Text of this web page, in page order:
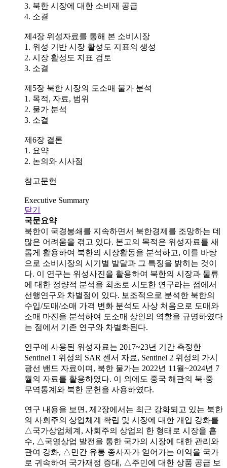
3. 북한 시장에 대한 소비재 공급
4. 소결
제4장 위성자료를 통해 본 소비시장
1. 위성 기반 시장 활성도 지표의 생성
2. 시장 활성도 지표 검토
3. 소결
제5장 북한 시장의 도소매 물가 분석
1. 목적, 자료, 범위
2. 물가 분석
3. 소결
제6장 결론
1. 요약
2. 논의와 시사점
참고문헌
Executive Summary
닫기
국문요약
북한이 국경봉쇄를 지속하면서 북한경제를 조망하는 데
많은 어려움을 겪고 있다. 본고의 목적은 위성자료를 새
롭게 활용하여 북한의 시장활동을 분석하고, 이를 바탕
으로 소비시장의 시기별 발달과 그 특징을 밝히는 것이
다. 이 연구는 위성사진을 활용하여 북한의 시장과 물류
에 대한 정량적 분석을 최초로 시도한 연구라는 점에서
선행연구와 차별점이 있다. 보조적으로 분석한 북한의
수입/도매/소매 가격 변화 분석도 사상 처음으로 도매와
소매 마진을 분석하여 도소매 상인의 역할을 규명하였다
는 점에서 기존 연구와 차별화된다.
연구에 사용된 위성자료는 2017~23년 기간 측정한
Sentinel 1 위성의 SAR 센서 자료, Sentinel 2 위성의 가시
광선 밴드 자료이며, 북한 물가는 2022년 11월~2024년 7
월의 자료를 활용하였다. 이 외에도 중국 해관의 북·중
무역통계와 북한 문헌을 사용하였다.
연구 내용을 보면, 제2장에서는 최근 강화되고 있는 북한
의 사회주의 상업체계 확립 및 시장에 대한 개입 강화를
△국가상업체계, 사회주의 상업의 한 형태로 시장을 흡
수, △국영상업 발전을 통한 국가의 시장에 대한 관리와
관여 강화, △민간 유통 종사자가 얻어가는 이익을 국가
로 귀속하여 국가재정 증대, △주민에 대한 상품 공급 보